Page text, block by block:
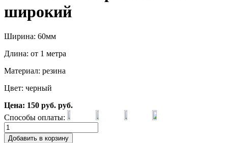
широкий
Ширина: 60мм
Длина: от 1 метра
Материал: резина
Цвет: черный
Цена: 150 руб. руб.
Способы оплаты:
Добавить в корзину